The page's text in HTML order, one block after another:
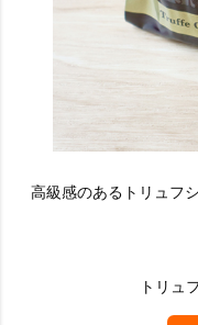
高級感のあるトリュフ
トリュ